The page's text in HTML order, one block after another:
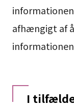
afhængigt af
I